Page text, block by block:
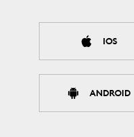
IOS
ANDROID